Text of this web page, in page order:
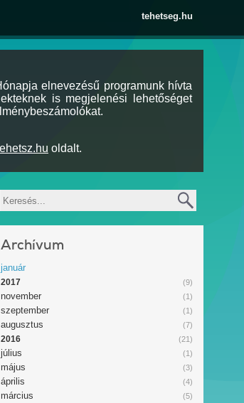
tehetseg.hu
elnevezésű programunk hívta
is megjelenési lehetőséget
oldalt.
Keresés
Archívum
január
(9)
2017
(1)
november
(1)
szeptember
(7)
augusztus
(21)
2016
(1)
július
(3)
május
(4)
április
(5)
március